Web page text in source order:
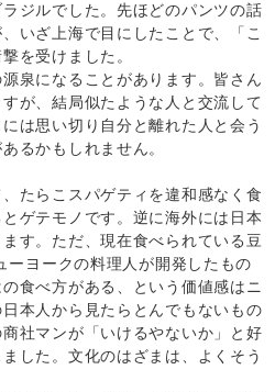
ジルでした。先ほどのパンツの話
いざ上海で目にしたことで、「こ
を受けました。
泉になることがあります。皆さん
が、結局似たような人と交流して
は思い切り自分と離れた人と会う
るかもしれません。
たらこスパゲティを違和感なく食
ゲテモノです。逆に海外には日本
す。ただ、現在食べられている豆
ーヨークの料理人が開発したもの
食べ方がある、という価値感はニ
本人から見たらとんでもないもの
社マンが「いけるやないか」と好
した。文化のはざまは、よくそう